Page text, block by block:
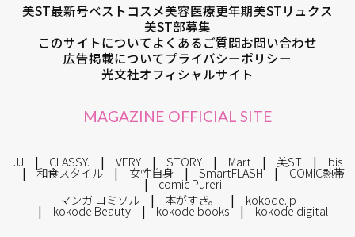
美ST最新号ベストコスメ美容医療更年期美STリュクス
美ST部募集
このサイトについてよくあるご質問お問い合わせ
広告掲載についてプライバシーポリシー
光文社オフィシャルサイト
MAGAZINE OFFICIAL SITE
JJ CLASSY. VERY STORY Mart 美ST bis
和食スタイル 女性自身 SmartFLASH COMIC熱帯
comic Pureri
マンガ コミソル
本がすき。 kokode.jp
kokode Beauty kokode books kokode digital